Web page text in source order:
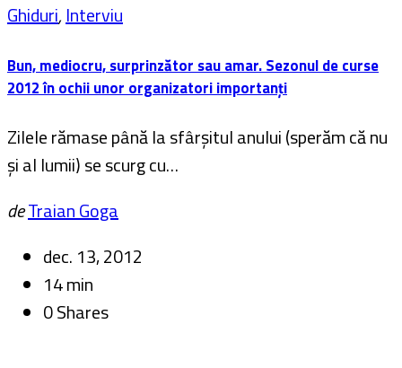
Ghiduri,Interviu
Bun, mediocru, surprinzător sau amar. Sezonul de curse
2012 în ochii unor organizatori importanți
Zilele rămase până la sfârșitul anului (sperăm că nu
și al lumii) se scurg cu…
deTraian Goga
dec. 13, 2012
14 min
0 Shares